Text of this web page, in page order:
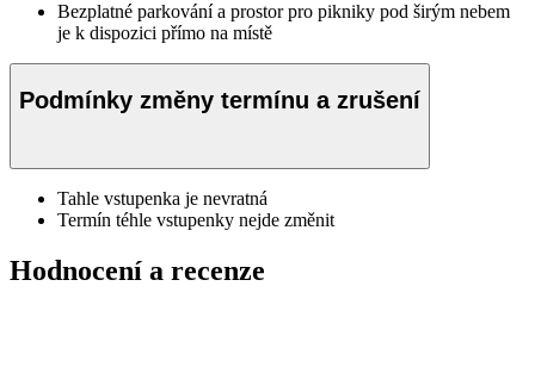
Bezplatné parkování a prostor pro pikniky pod širým nebem
je k dispozici přímo na místě
Podmínky změny termínu a zrušení
Tahle vstupenka je nevratná
Termín téhle vstupenky nejde změnit
Hodnocení a recenze